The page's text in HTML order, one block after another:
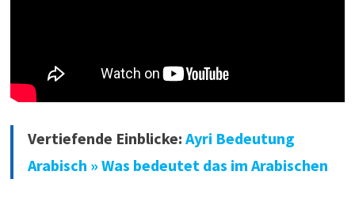
Vertiefende Einblicke: Ayri Bedeutung
Arabisch » Was bedeutet das im Arabischen